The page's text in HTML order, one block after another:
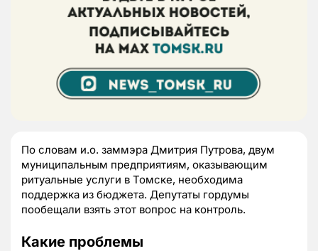
По словам и.о. заммэра Дмитрия Путрова, двум
муниципальным предприятиям, оказывающим
ритуальные услуги в Томске, необходима
поддержка из бюджета. Депутаты гордумы
пообещали взять этот вопрос на контроль.
Какие проблемы